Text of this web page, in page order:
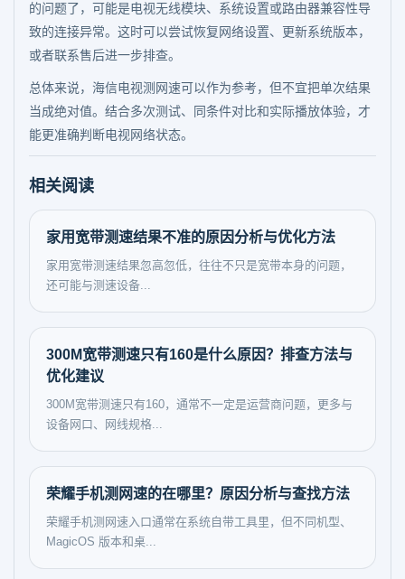
的问题了，可能是电视无线模块、系统设置或路由器兼容性导
致的连接异常。这时可以尝试恢复网络设置、更新系统版本，
或者联系售后进一步排查。
总体来说，海信电视测网速可以作为参考，但不宜把单次结果
当成绝对值。结合多次测试、同条件对比和实际播放体验，才
能更准确判断电视网络状态。
相关阅读
家用宽带测速结果不准的原因分析与优化方法
家用宽带测速结果忽高忽低，往往不只是宽带本身的问题，
还可能与测速设备...
300M宽带测速只有160是什么原因？排查方法与
优化建议
300M宽带测速只有160，通常不一定是运营商问题，更多与
设备网口、网线规格...
荣耀手机测网速的在哪里？原因分析与查找方法
荣耀手机测网速入口通常在系统自带工具里，但不同机型、
MagicOS 版本和桌...